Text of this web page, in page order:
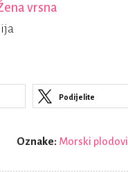
vrsna
Podijelite
Oznake: Morski plodovi